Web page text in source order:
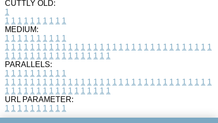
CUTTLY OLD:
1
1 1 1 1 1 1 1 1 1 1
MEDIUM:
1 1 1 1 1 1 1 1 1 1
1 1 1 1 1 1 1 1 1 1 1 1 1 1 1 1 1 1 1 1 1 1 1 1 1 1 1 1 1 1 1 1 1
1 1 1 1 1 1 1 1 1 1 1 1 1 1 1 1 1
PARALLELS:
1 1 1 1 1 1 1 1 1 1
1 1 1 1 1 1 1 1 1 1 1 1 1 1 1 1 1 1 1 1 1 1 1 1 1 1 1 1 1 1 1 1 1
1 1 1 1 1 1 1 1 1 1 1 1 1 1 1 1 1
URL PARAMETER:
1 1 1 1 1 1 1 1 1 1